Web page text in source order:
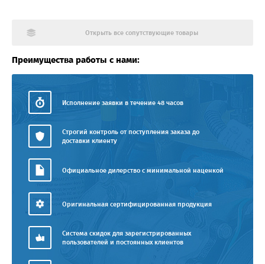
Открыть все сопутствующие товары
Преимущества работы с нами:
Исполнение заявки в течение 48 часов
Строгий контроль от поступления заказа до
доставки клиенту
Официальное дилерство с минимальной наценкой
Оригинальная сертифицированная продукция
Система скидок для зарегистрированных
пользователей и постоянных клиентов